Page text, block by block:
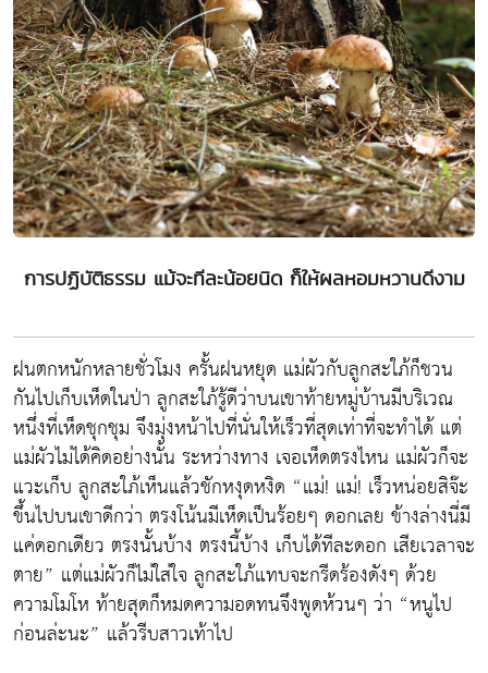
การปฏิบัติธรรม แม้จะทีละน้อยนิด ก็ให้ผลหอมหวานดีงาม
ฝนตกหนักหลายชั่วโมง ครั้นฝนหยุด แม่ผัวกับลูกสะใภ้ก็ชวน
กันไปเก็บเห็ดในป่า ลูกสะใภ้รู้ดีว่าบนเขาท้ายหมู่บ้านมีบริเวณ
หนึ่งที่เห็ดชุกชุม จึงมุ่งหน้าไปที่นั่นให้เร็วที่สุดเท่าที่จะทำได้ แต่
แม่ผัวไม่ได้คิดอย่างนั้น ระหว่างทาง เจอเห็ดตรงไหน แม่ผัวก็จะ
แวะเก็บ ลูกสะใภ้เห็นแล้วชักหงุดหงิด “แม่! แม่! เร็วหน่อยสิจ๊ะ
ขึ้นไปบนเขาดีกว่า ตรงโน้นมีเห็ดเป็นร้อยๆ ดอกเลย ข้างล่างนี่มี
แค่ดอกเดียว ตรงนั้นบ้าง ตรงนี้บ้าง เก็บได้ทีละดอก เสียเวลาจะ
ตาย” แต่แม่ผัวก็ไม่ใส่ใจ ลูกสะใภ้แทบจะกรีดร้องดังๆ ด้วย
ความโมโห ท้ายสุดก็หมดความอดทนจึงพูดห้วนๆ ว่า “หนูไป
ก่อนล่ะนะ” แล้วรีบสาวเท้าไป